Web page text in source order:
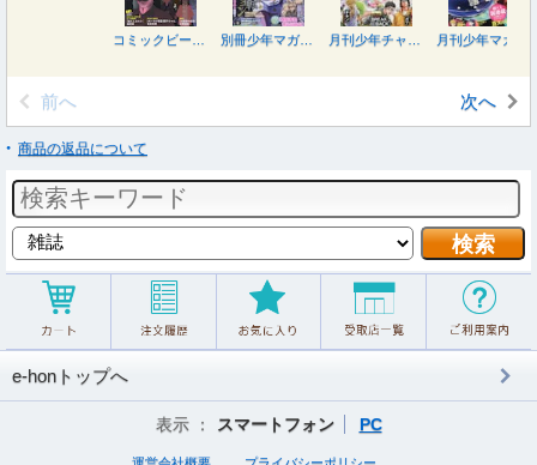
別冊少年マガジン ２０２６年９月号
前へ 次へ
商品の返品について
e-honトップへ
表示 ： スマートフォン PC